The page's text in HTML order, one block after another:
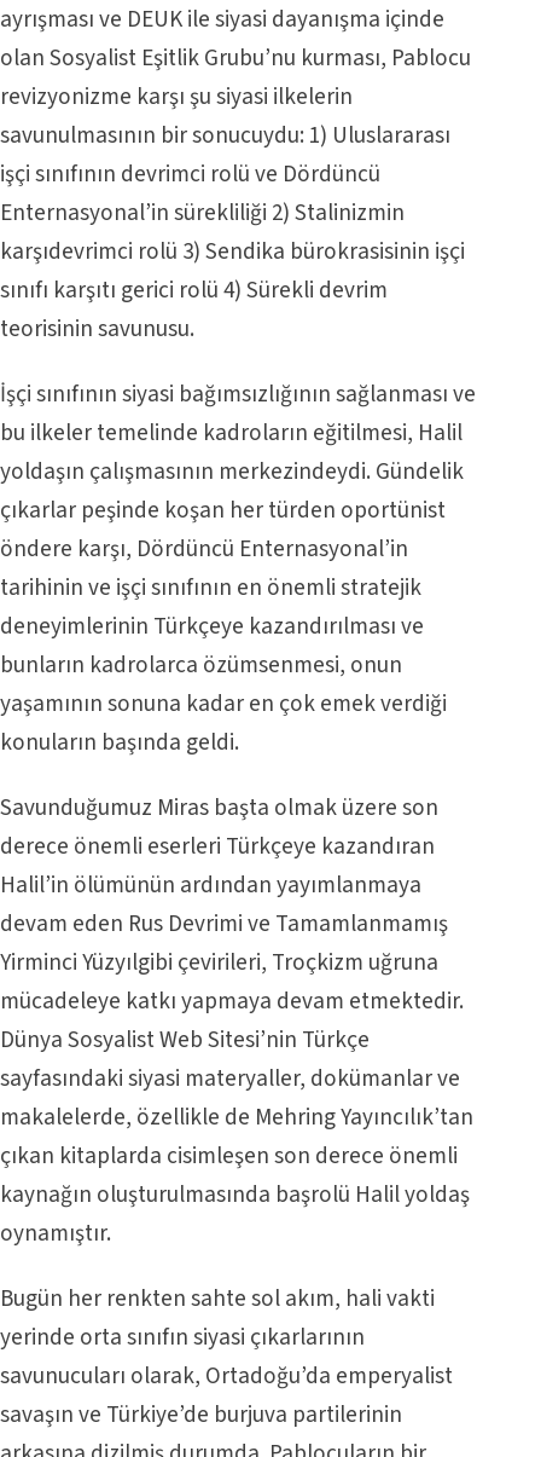
ayrışması ve DEUK ile siyasi dayanışma içinde
olan Sosyalist Eşitlik Grubu’nu kurması, Pablocu
revizyonizme karşı şu siyasi ilkelerin
savunulmasının bir sonucuydu: 1) Uluslararası
işçi sınıfının devrimci rolü ve Dördüncü
Enternasyonal’in sürekliliği 2) Stalinizmin
karşıdevrimci rolü 3) Sendika bürokrasisinin işçi
sınıfı karşıtı gerici rolü 4) Sürekli devrim
teorisinin savunusu.
İşçi sınıfının siyasi bağımsızlığının sağlanması ve
bu ilkeler temelinde kadroların eğitilmesi, Halil
yoldaşın çalışmasının merkezindeydi. Gündelik
çıkarlar peşinde koşan her türden oportünist
öndere karşı, Dördüncü Enternasyonal’in
tarihinin ve işçi sınıfının en önemli stratejik
deneyimlerinin Türkçeye kazandırılması ve
bunların kadrolarca özümsenmesi, onun
yaşamının sonuna kadar en çok emek verdiği
konuların başında geldi.
Savunduğumuz Miras başta olmak üzere son
derece önemli eserleri Türkçeye kazandıran
Halil’in ölümünün ardından yayımlanmaya
devam eden Rus Devrimi ve Tamamlanmamış
Yirminci Yüzyılgibi çevirileri, Troçkizm uğruna
mücadeleye katkı yapmaya devam etmektedir.
Dünya Sosyalist Web Sitesi’nin Türkçe
sayfasındaki siyasi materyaller, dokümanlar ve
makalelerde, özellikle de Mehring Yayıncılık’tan
çıkan kitaplarda cisimleşen son derece önemli
kaynağın oluşturulmasında başrolü Halil yoldaş
oynamıştır.
Bugün her renkten sahte sol akım, hali vakti
yerinde orta sınıfın siyasi çıkarlarının
savunucuları olarak, Ortadoğu’da emperyalist
savaşın ve Türkiye’de burjuva partilerinin